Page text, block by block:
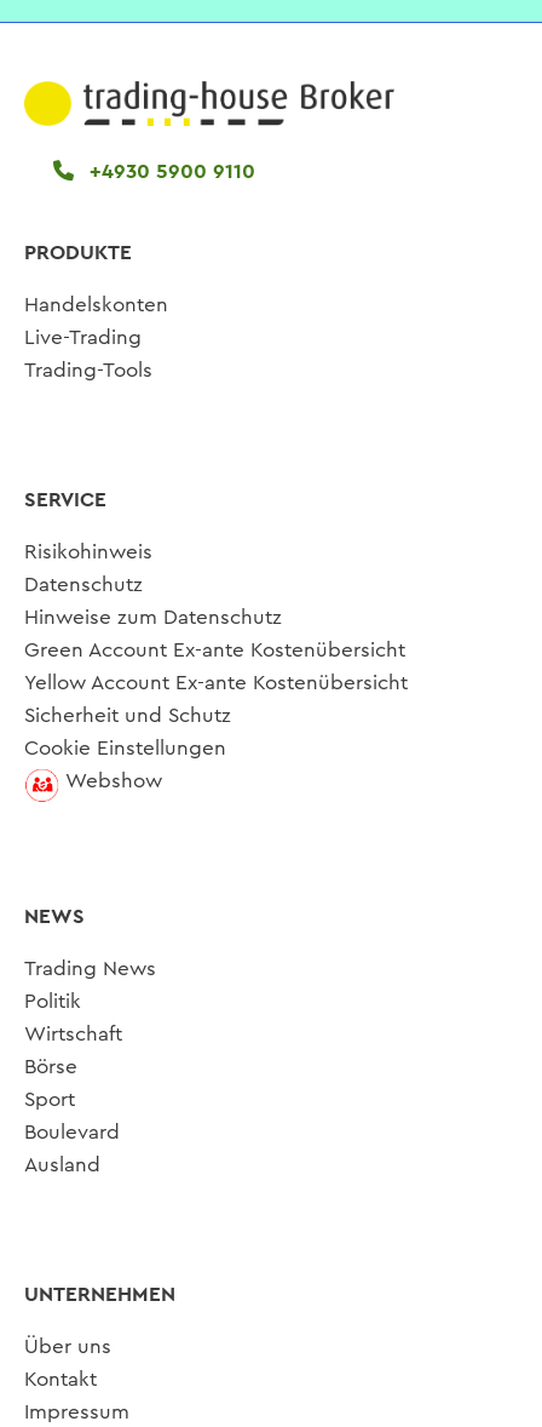
+4930 5900 9110
PRODUKTE
Handelskonten
Live-Trading
Trading-Tools
SERVICE
Risikohinweis
Datenschutz
Hinweise zum Datenschutz
Green Account Ex-ante Kostenübersicht
Yellow Account Ex-ante Kostenübersicht
Sicherheit und Schutz
Cookie Einstellungen
Webshow
NEWS
Trading News
Politik
Wirtschaft
Börse
Sport
Boulevard
Ausland
UNTERNEHMEN
Über uns
Kontakt
Impressum